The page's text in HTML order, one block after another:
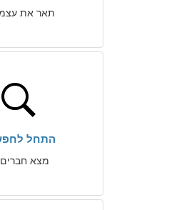
תאר את
התחל
מצא חברים